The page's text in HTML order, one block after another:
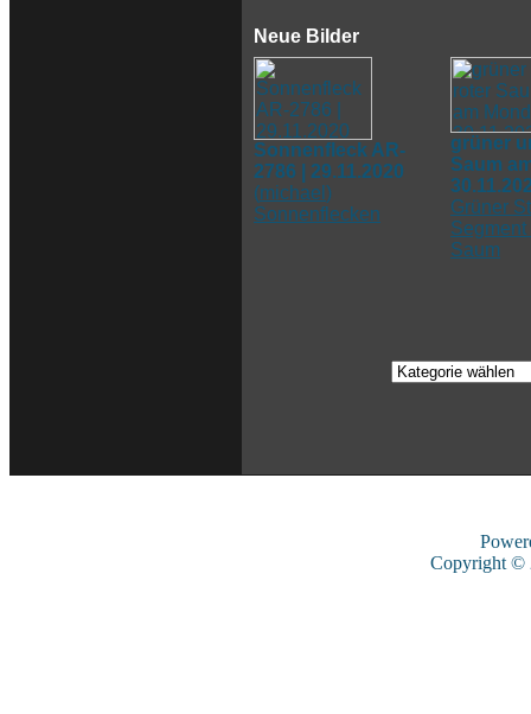
Neue Bilder
Sonnenfleck AR-
2786 | 29.11.2020
(michael )
Sonnenflecken
grüner
Saum
Grüner
Saum
Copyright ©